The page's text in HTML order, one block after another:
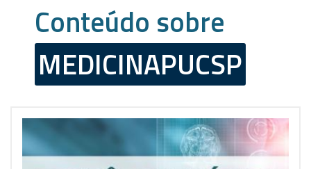
Conteúdo sobre
MEDICINAPUCSP